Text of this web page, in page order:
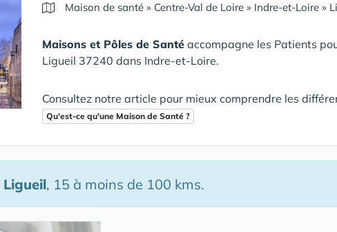
Maison de santé » Centre-Val de Loire » Indre-et-Loire »
Maisons et Pôles de Santé accompagne les Patients
Ligueil 37240 dans Indre-et-Loire.
Consultez notre article pour mieux comprendre les
Qu'est-ce qu'une Maison de Santé ?
, 15 à moins de 100 kms.